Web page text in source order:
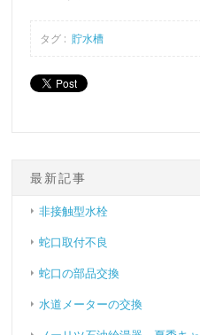
タグ :貯水槽
最新記事
非接触型水栓
蛇口取付不良
蛇口の部品交換
水道メーターの交換